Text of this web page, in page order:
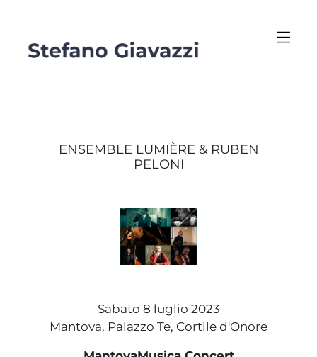
ENSEMBLE LUMIÈRE & RUBEN
PELONI
Sabato 8 luglio 2023
Mantova, Palazzo Te, Cortile d'Onore